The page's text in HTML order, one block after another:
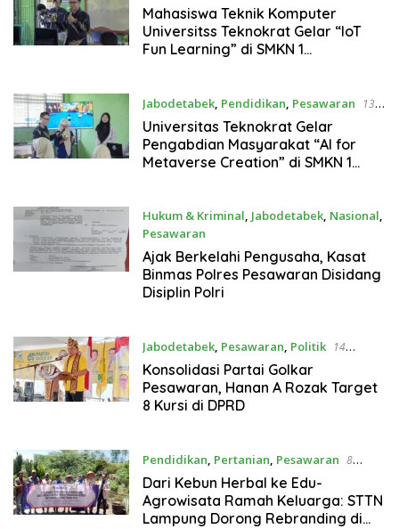
Desember 2025
Mahasiswa Teknik Komputer
Universitss Teknokrat Gelar “IoT
Fun Learning” di SMKN 1
Jabodetabek, Pendidikan, Pesawaran
13
Desember 2025
Universitas Teknokrat Gelar
Pengabdian Masyarakat “AI for
Metaverse Creation” di SMKN 1
Hukum & Kriminal, Jabodetabek, Nasional,
Pesawaran
18 November 2025
Ajak Berkelahi Pengusaha, Kasat
Binmas Polres Pesawaran Disidang
Disiplin Polri
Jabodetabek, Pesawaran, Politik
14
November 2025
Konsolidasi Partai Golkar
Pesawaran, Hanan A Rozak Target
8 Kursi di DPRD
Pendidikan, Pertanian, Pesawaran 8
November 2025
Dari Kebun Herbal ke Edu-
Agrowisata Ramah Keluarga: STTN
Lampung Dorong Rebranding di